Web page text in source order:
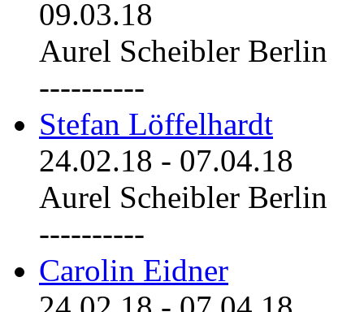
09.03.18
Aurel Scheibler Berlin
----------
Stefan Löffelhardt
24.02.18 - 07.04.18
Aurel Scheibler Berlin
----------
Carolin Eidner